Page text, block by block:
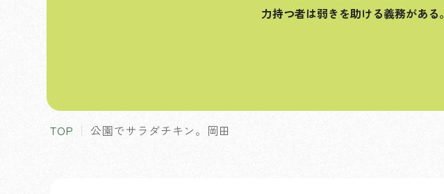
力持つ者は弱きを助ける義務がある。
TOP 公園でサラダチキン。岡田